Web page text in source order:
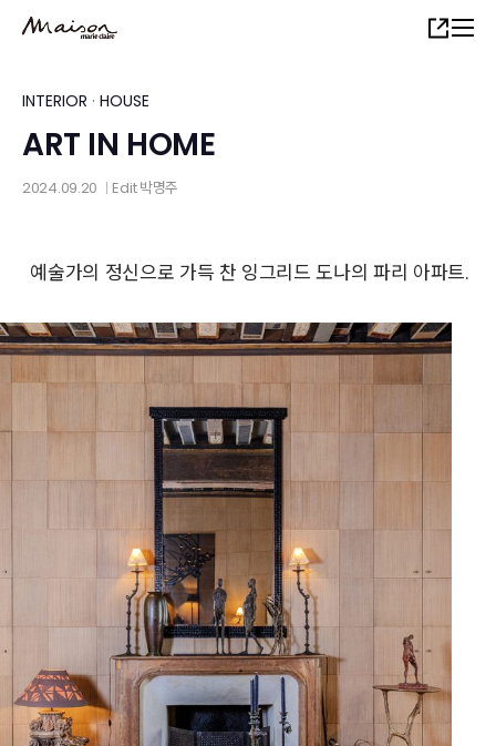
content
Share
INTERIOR · HOUSE
ART IN HOME
2024.09.20 Edit박명주
예술가의 정신으로 가득 찬 잉그리드 도나의 파리 아파트.